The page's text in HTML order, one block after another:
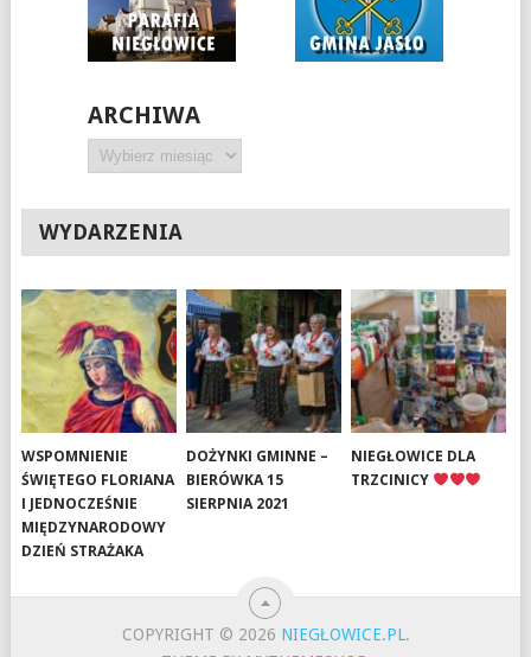
ARCHIWA
Archiwa
WYDARZENIA
WSPOMNIENIE
ŚWIĘTEGO FLORIANA
I JEDNOCZEŚNIE
MIĘDZYNARODOWY
DZIEŃ STRAŻAKA
DOŻYNKI GMINNE –
BIERÓWKA 15
SIERPNIA 2021
NIEGŁOWICE DLA
TRZCINICY
COPYRIGHT © 2026 NIEGŁOWICE.PL.